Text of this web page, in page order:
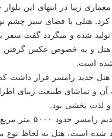
زیبا در انتهای این
هتلی با فضای سبز چشم
شده و میگردد گفت سفر
هتل و به خصوص عكس گرفتن
است.
جدید رامسر قرار داشت
و تماشای طبیعت زیبای
لذت بخشی بود.
زیر بنای هتل قدیم رامسر
شده است، هتل به لحاظ نوع